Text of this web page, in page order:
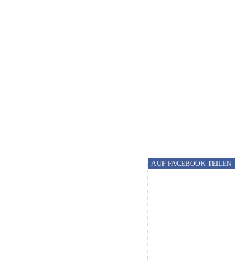
AUF FACEBOOK TEILEN